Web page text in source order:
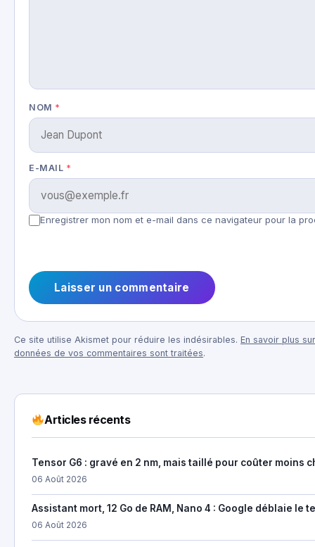
NOM *
E-MAIL *
Enregistrer mon nom et e-mail dans ce navigateur pour la
Ce site utilise Akismet pour réduire les indésirables. En savoir plus
données de vos commentaires sont traitées.
Articles récents
Tensor G6 : gravé en 2 nm, mais taillé pour coûter moins
06 Août 2026
Assistant mort, 12 Go de RAM, Nano 4 : Google déblaie le
06 Août 2026